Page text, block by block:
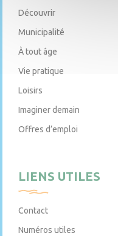
Découvrir
Municipalité
À tout âge
Vie pratique
Loisirs
Imaginer demain
Offres d’emploi
LIENS UTILES
Contact
Numéros utiles